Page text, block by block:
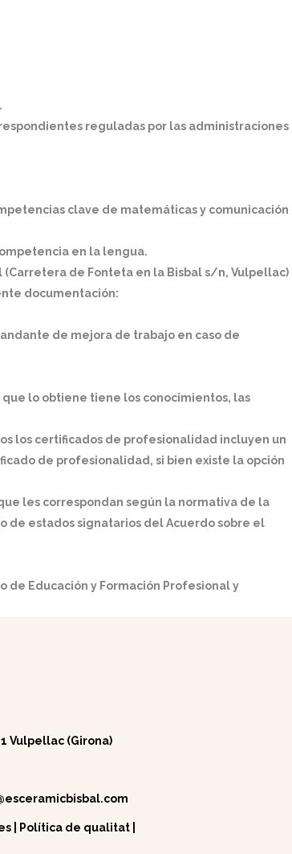
reguladas por las administraciones
clave de matemáticas y comunicación
en la lengua.
(Carretera de Fonteta en la Bisbal s/n, Vulpellac)
documentación:
de mejora de trabajo en caso de
lo obtiene tiene los conocimientos, las
los certificados de profesionalidad incluyen un
de profesionalidad, si bien existe la opción
les correspondan según la normativa de la
de estados signatarios del Acuerdo sobre el
de Educación y Formación Profesional y
Vulpellac (Girona)
Política de qualitat